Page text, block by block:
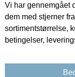
Vi har gennemgået
dem med stjerner
sortimentstørrelse,
betingelser,